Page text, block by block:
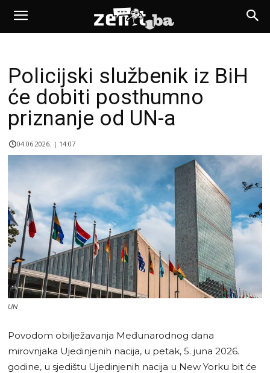
Policijski službenik iz BiH
će dobiti posthumno
priznanje od UN-a
04.06.2026. | 14:07
UN
Povodom obilježavanja Međunarodnog dana
mirovnjaka Ujedinjenih nacija, u petak, 5. juna 2026.
godine, u sjedištu Ujedinjenih nacija u New Yorku bit će